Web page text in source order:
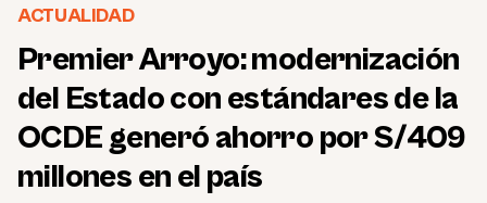
ACTUALIDAD
Premier Arroyo: modernización
del Estado con estándares de la
OCDE generó ahorro por S/409
millones en el país